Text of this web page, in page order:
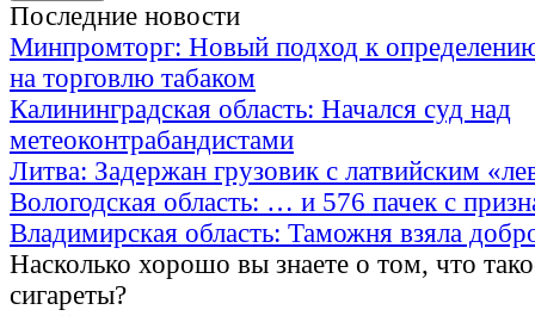
Последние новости
Минпромторг: Новый подход к
на торговлю табаком
Калининградская область: Начался суд над
метеоконтрабандистами
Литва: Задержан грузовик с латвийским
Вологодская область: … и 576 пачек с
Владимирская область: Таможня взяла
Насколько хорошо вы знаете о том, что
сигареты?